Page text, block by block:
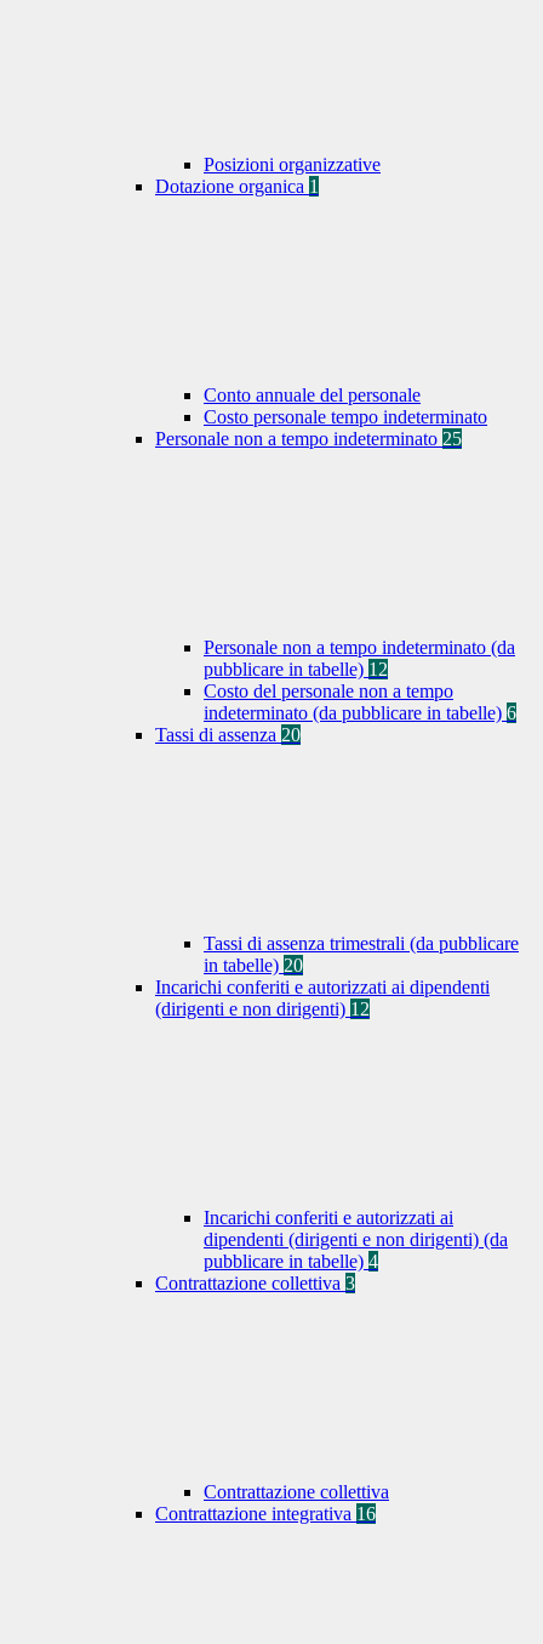
Posizioni organizzative
Dotazione organica 1
Conto annuale del personale
Costo personale tempo indeterminato
Personale non a tempo indeterminato 25
Personale non a tempo indeterminato (da
pubblicare in tabelle) 12
Costo del personale non a tempo
indeterminato (da pubblicare in tabelle) 6
Tassi di assenza 20
Tassi di assenza trimestrali (da pubblicare
in tabelle) 20
Incarichi conferiti e autorizzati ai dipendenti
(dirigenti e non dirigenti) 12
Incarichi conferiti e autorizzati ai
dipendenti (dirigenti e non dirigenti) (da
pubblicare in tabelle) 4
Contrattazione collettiva 3
Contrattazione collettiva
Contrattazione integrativa 16